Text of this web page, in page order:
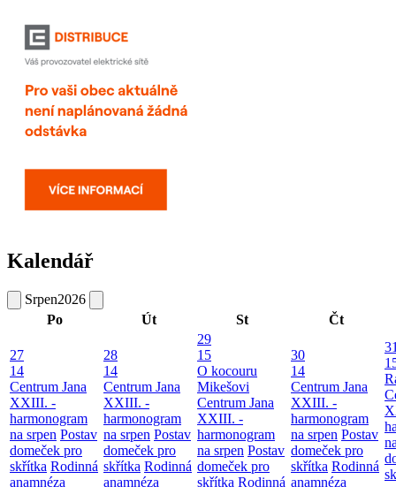
Kalendář
Srpen2026
Po
Út St Čt
27
14
Centrum Jana
XXIII. -
harmonogram
na srpen Postav
domeček pro
skřítka Rodinná
anamnéza
28
14
Centrum Jana
XXIII. -
harmonogram
na srpen Postav
domeček pro
skřítka Rodinná
anamnéza
29
15
O kocouru
Mikešovi
Centrum Jana
XXIII. -
harmonogram
na srpen Postav
domeček pro
skřítka Rodinná
30
14
Centrum Jana
XXIII. -
harmonogram
na srpen Postav
domeček pro
skřítka Rodinná
anamnéza